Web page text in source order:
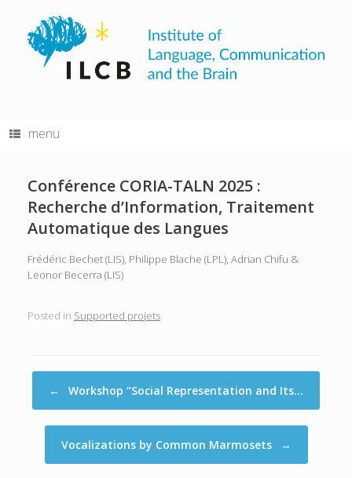
content
menu
Conférence CORIA-TALN 2025 :
Recherche d’Information, Traitement
Automatique des Langues
Frédéric Bechet (LIS), Philippe Blache (LPL), Adrian Chifu &
Leonor Becerra (LIS)
Posted in Supported projets.
Post navigation
← Workshop “Social Representation and Its…
Vocalizations by Common Marmosets →